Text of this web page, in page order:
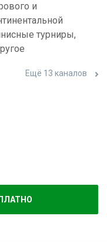
и
турниры,
Ещё 13 каналов